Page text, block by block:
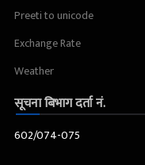
Preeti to unicode
Exchange Rate
Weather
सूचना बिभाग दर्ता नं.
602/074-075